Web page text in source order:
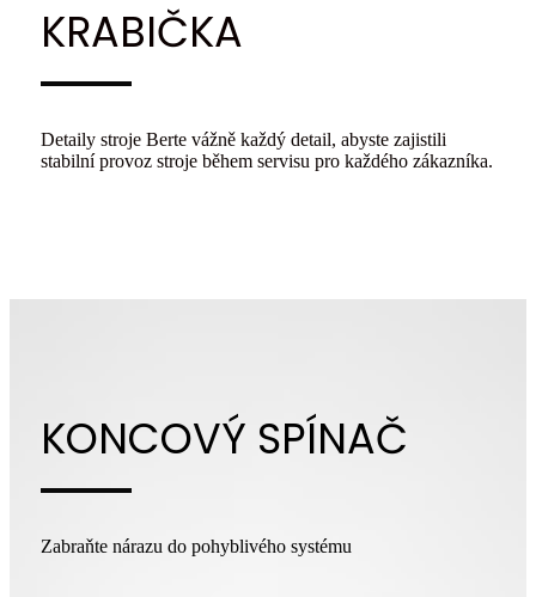
KRABIČKA
Detaily stroje Berte vážně každý detail, abyste zajistili
stabilní provoz stroje během servisu pro každého zákazníka.
KONCOVÝ SPÍNAČ
Zabraňte nárazu do pohyblivého systému